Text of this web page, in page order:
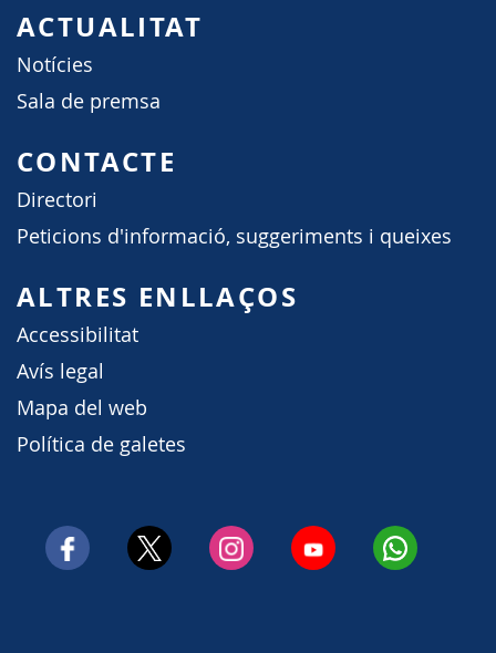
ACTUALITAT
Notícies
Sala de premsa
CONTACTE
Directori
Peticions d'informació, suggeriments i queixes
ALTRES ENLLAÇOS
Accessibilitat
Avís legal
Mapa del web
Política de galetes